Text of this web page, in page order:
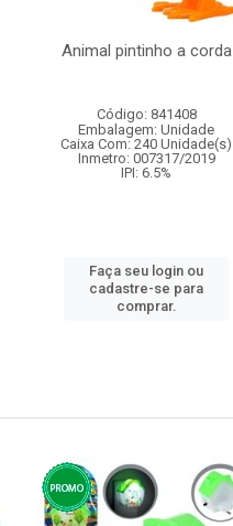
Animal pintinho a corda
Código: 841408
Embalagem: Unidade
Caixa Com: 240 Unidade(s)
Inmetro: 007317/2019
IPI: 6.5%
Faça seu login ou
cadastre-se para
comprar.